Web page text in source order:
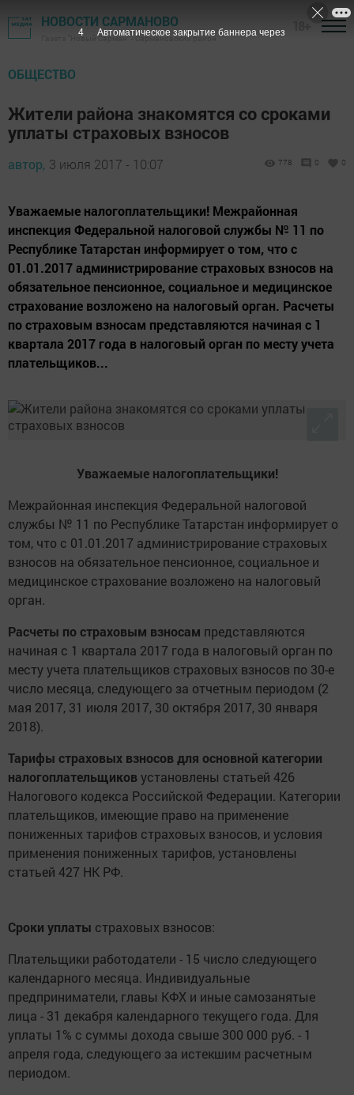
НОВОСТИ САРМАНОВО
Газета "Новый Сарман" - Сармановский район
ОБЩЕСТВО
Жители района знакомятся со сроками
уплаты страховых взносов
автор, 3 июля 2017 - 10:07 778 0 0
Уважаемые налогоплательщики! Межрайонная
инспекция Федеральной налоговой службы № 11 по
Республике Татарстан информирует о том, что с
01.01.2017 администрирование страховых взносов на
обязательное пенсионное, социальное и медицинское
страхование возложено на налоговый орган. Расчеты
по страховым взносам представляются начиная с 1
квартала 2017 года в налоговый орган по месту учета
плательщиков...
Уважаемые налогоплательщики!
Межрайонная инспекция Федеральной налоговой
службы № 11 по Республике Татарстан информирует о
том, что с 01.01.2017 администрирование страховых
взносов на обязательное пенсионное, социальное и
медицинское страхование возложено на налоговый
орган.
Расчеты по страховым взносам представляются
начиная с 1 квартала 2017 года в налоговый орган по
месту учета плательщиков страховых взносов по 30-е
число месяца, следующего за отчетным периодом (2
мая 2017, 31 июля 2017, 30 октября 2017, 30 января
2018).
Тарифы страховых взносов для основной категории
налогоплательщиковустановлены статьей 426
Налогового кодекса Российской Федерации. Категории
плательщиков, имеющие право на применение
пониженных тарифов страховых взносов, и условия
применения пониженных тарифов, установлены
статьей 427 НК РФ.
Сроки уплаты страховых взносов:
Плательщики работодатели - 15 число следующего
календарного месяца. Индивидуальные
предприниматели, главы КФХ и иные самозанятые
лица - 31 декабря календарного текущего года. Для
уплаты 1% с суммы дохода свыше 300 000 руб. - 1
апреля года, следующего за истекшим расчетным
периодом.
3 Автоматическое закрытие баннера через